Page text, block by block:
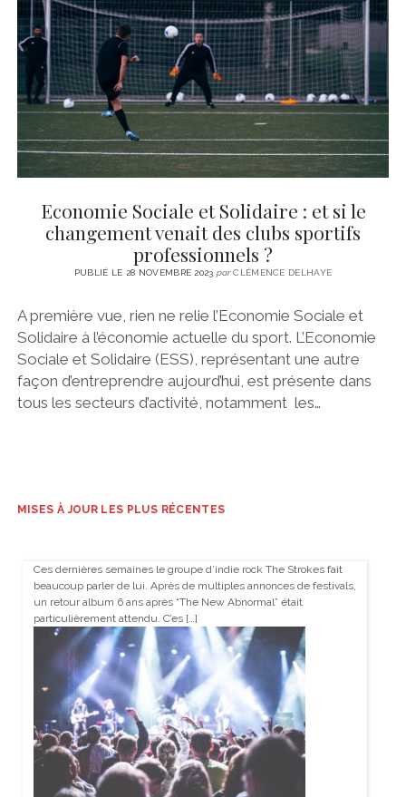
CINÉMA
LITTÉRATURE
ÉCONOMIE
SPORT
MÉDIAS
SANTÉ
instagram
emailemail-
form
Economie Sociale et Solidaire : et si le
changement venait des clubs sportifs
professionnels ?
PUBLIÉ LE 28 NOVEMBRE 2023 parCLÉMENCE DELHAYE
A première vue, rien ne relie l’Economie Sociale et
Solidaire à l’économie actuelle du sport. L’Economie
Sociale et Solidaire (ESS), représentant une autre
façon d’entreprendre aujourd’hui, est présente dans
tous les secteurs d’activité, notamment les…
MISES À JOUR LES PLUS RÉCENTES
Ces dernières semaines le groupe d’indie rock The Strokes fait
beaucoup parler de lui. Après de multiples annonces de festivals,
un retour album 6 ans après “The New Abnormal” était
particulièrement attendu. C’es […]